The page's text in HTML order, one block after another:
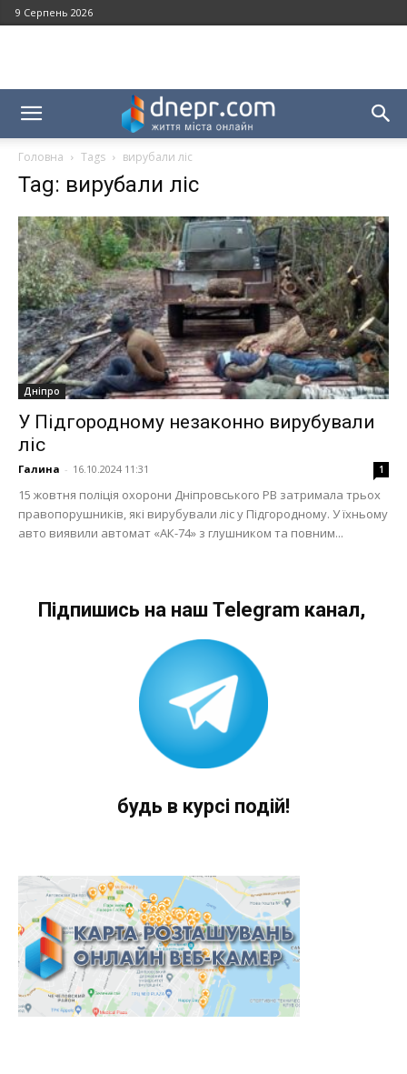
9 Серпень 2026
Головна Tags вирубали ліс
Tag: вирубали ліс
Дніпро
У Підгородному незаконно вирубували
ліс
Галина - 16.10.2024 11:31 1
15 жовтня поліція охорони Дніпровського РВ затримала трьох
правопорушників, які вирубували ліс у Підгородному. У їхньому
авто виявили автомат «АК-74» з глушником та повним...
Підпишись на наш Telegram канал,
будь в курсі подій!